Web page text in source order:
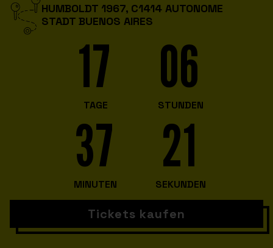
HUMBOLDT 1967, C1414 AUTONOME
STADT BUENOS AIRES
17
TAGE
06
STUNDEN
37
MINUTEN
20
SEKUNDEN
Tickets kaufen